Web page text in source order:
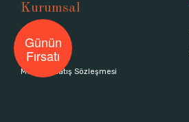
Kurumsal
Hakkımızda
Mağazalar
Mesafeli Satış Sözleşmesi
Günün
Fırsatı